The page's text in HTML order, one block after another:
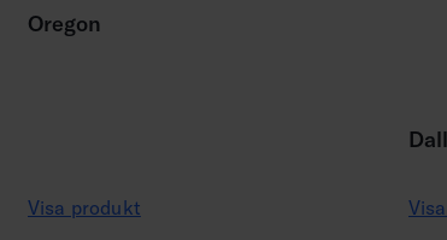
Oregon
Visa produkt